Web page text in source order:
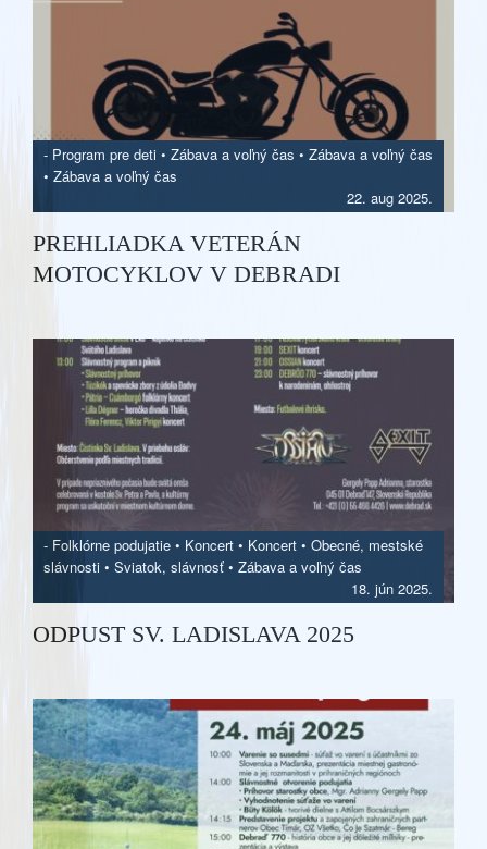
- Program pre deti • Zábava a voľný čas • Zábava a voľný čas
• Zábava a voľný čas
22. aug 2025.
PREHLIADKA VETERÁN
MOTOCYKLOV V DEBRADI
- Folklórne podujatie • Koncert • Koncert • Obecné, mestské
slávnosti • Sviatok, slávnosť • Zábava a voľný čas
18. jún 2025.
ODPUST SV. LADISLAVA 2025